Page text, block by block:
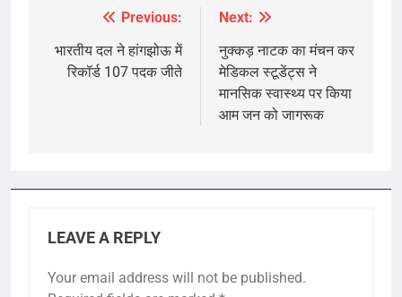
navigation
Previous:
भारतीय दल ने हांगझोऊ में
रिकॉर्ड 107 पदक जीते
Next:
नुक्कड़ नाटक का मंचन कर
मेडिकल स्टूडेंट्स ने
मानसिक स्वास्थ्य पर किया
आम जन को जागरूक
LEAVE A REPLY
Your email address will not be published.